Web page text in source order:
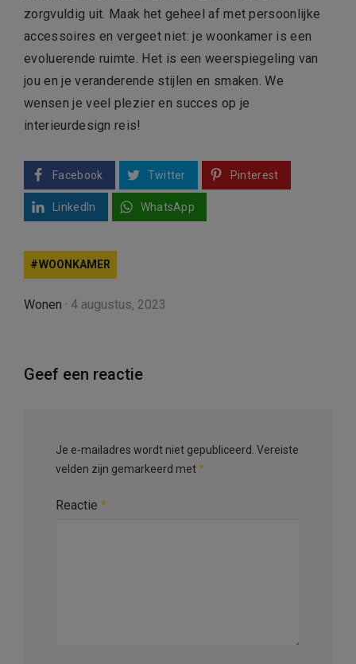
zorgvuldig uit. Maak het geheel af met persoonlijke
accessoires en vergeet niet: je woonkamer is een
evoluerende ruimte. Het is een weerspiegeling van
jou en je veranderende stijlen en smaken. We
wensen je veel plezier en succes op je
interieurdesign reis!
Facebook Twitter Pinterest
LinkedIn WhatsApp
WOONKAMER
Wonen · 4 augustus, 2023
Geef een reactie
Je e-mailadres wordt niet gepubliceerd. Vereiste
velden zijn gemarkeerd met*
Reactie *